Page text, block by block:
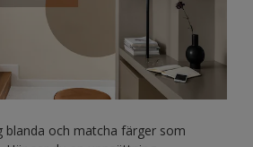
blanda och matcha färger som